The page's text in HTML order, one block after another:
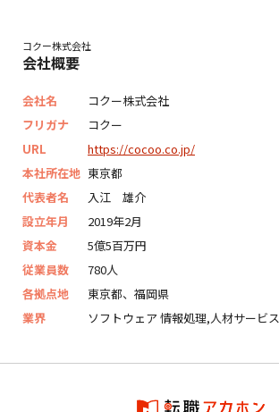
コクー株式会社
会社概要
会社名
コクー株式会社
フリガナ
コクー
URL
https://cocoo.co.jp/
本社所在地 東京都
代表者名
入江 雄介
設立年月
2019年2月
資本金
5億5百万円
従業員数
780人
各拠点地
東京都、福岡県
業界
ソフトウェア 情報処理,人材サービス